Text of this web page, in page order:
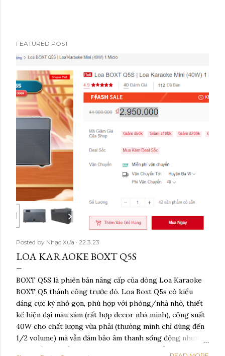
FEATURED POST
Posted by Nhạc Xưa 22.3.23
LOA KARAOKE BOXT Q5S
BOXT Q5S là phiên bản nâng cấp của dòng Loa Karaoke
BOXT Q5 thành công trước đó. Loa Boxt Q5s có kiểu
dáng cực kỳ nhỏ gọn, phù hợp với phòng/nhà nhỏ, thiết
kế hiện đại màu xám (rất hợp decor nhà mình), công suất
40W cho chất lượng vừa phải (thường mình chỉ dùng đến
1/2 volume) mà vẫn đảm bảo âm thanh sống động nhưng
không ồn ào kiểu phá làng phá xóm. Sản phẩm đi kèm 1